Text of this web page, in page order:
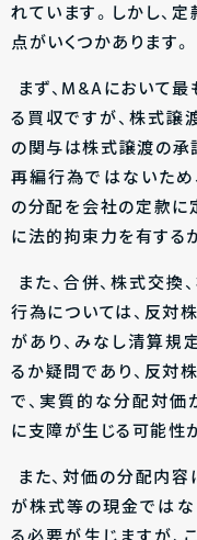
れています。しかし、
点がいくつかあります。
まず、M&Aにおいて
る買収ですが、株式譲
の関与は株式譲渡の承
再編行為ではないた
の分配を会社の定款に
に法的拘束力を有する
また、合併、株式交
行為については、反対
があり、みなし清算規
るか疑問であり、反対
で、実質的な分配対価
に支障が生じる可能性
また、対価の分配内
が株式等の現金ではな